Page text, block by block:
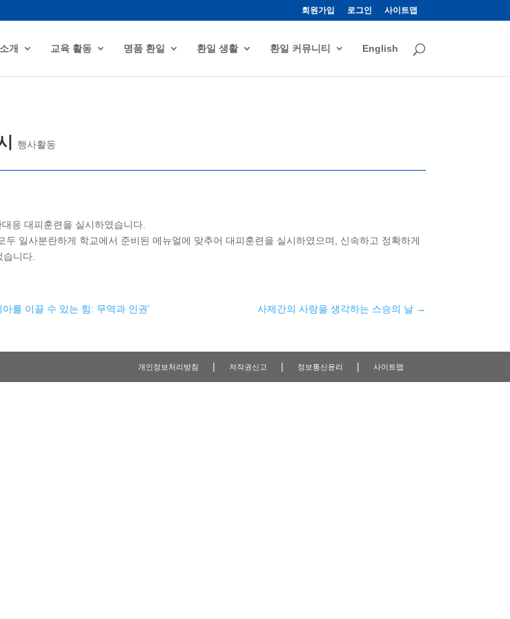
회원가입 로그인 사이트맵
개 교육 활동 명품 환일 환일 생활 환일 커뮤니티 English
행사활동
응 대피훈련을 실시하였습니다.
두 일사분란하게 학교에서 준비된 메뉴얼에 맞추어 대피훈련을 실시하였으며, 신속하고 정확하게
니다.
를 이끌 수 있는 힘: 무역과 인권’ 사제간의 사랑을 생각하는 스승의 날 →
개인정보처리방침 | 저작권신고 | 정보통신윤리 | 사이트맵